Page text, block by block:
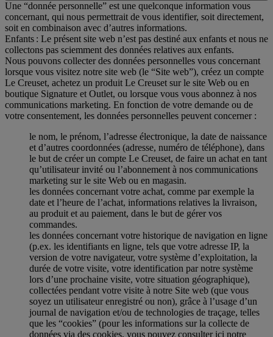
Une “donnée personnelle” est une quelconque information vous
concernant, qui nous permettrait de vous identifier, soit directement,
soit en combinaison avec d’autres informations.
Enfants : Le présent site web n’est pas destiné aux enfants et nous ne
collectons pas sciemment des données relatives aux enfants.
Nous pouvons collecter des données personnelles vous concernant
lorsque vous visitez notre site web (le “Site web”), créez un compte
Le Creuset, achetez un produit Le Creuset sur le site Web ou en
boutique Signature et Outlet, ou lorsque vous vous abonnez à nos
communications marketing. En fonction de votre demande ou de
votre consentement, les données personnelles peuvent concerner :
le nom, le prénom, l’adresse électronique, la date de naissance
et d’autres coordonnées (adresse, numéro de téléphone), dans
le but de créer un compte Le Creuset, de faire un achat en tant
qu’utilisateur invité ou l’abonnement à nos communications
marketing sur le site Web ou en magasin.
les données concernant votre achat, comme par exemple la
date et l’heure de l’achat, informations relatives la livraison,
au produit et au paiement, dans le but de gérer vos
commandes.
les données concernant votre historique de navigation en ligne
(p.ex. les identifiants en ligne, tels que votre adresse IP, la
version de votre navigateur, votre système d’exploitation, la
durée de votre visite, votre identification par notre système
lors d’une prochaine visite, votre situation géographique),
collectées pendant votre visite à notre Site web (que vous
soyez un utilisateur enregistré ou non), grâce à l’usage d’un
journal de navigation et/ou de technologies de traçage, telles
que les “cookies” (pour les informations sur la collecte de
données via des cookies, vous pouvez consulter ici notre